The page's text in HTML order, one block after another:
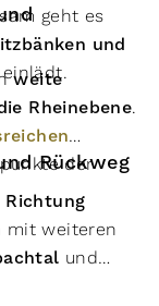
geht es
und
weite
Rheinebene.
der
Rückweg
Richtung
mit weiteren
und